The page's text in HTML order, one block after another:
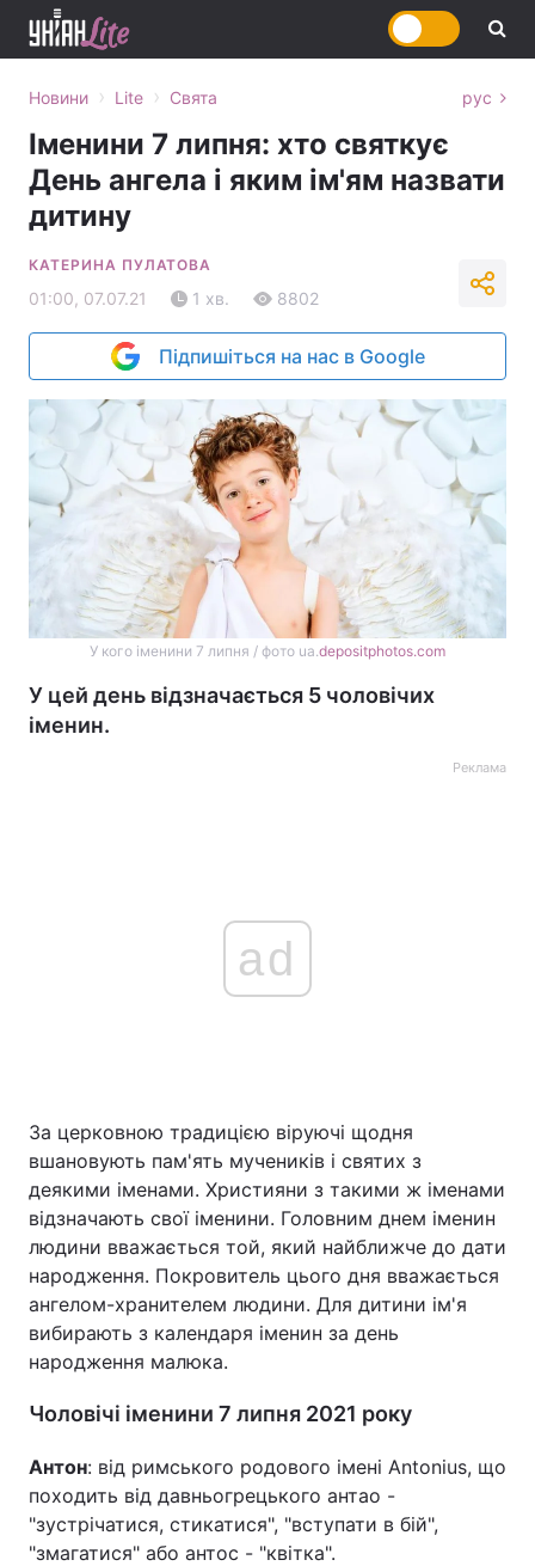
Головна Війна
Україна Політика
Економіка Світ
Спорт Наука
Здоров'я Туризм
Цікавинки Погода
Новини › Lite › Свята рус
Іменини 7 липня: хто святкує
День ангела і яким ім'ям назвати
дитину
КАТЕРИНА ПУЛАТОВА
01:00, 07.07.21 1 хв. 8802
Підпишіться на нас в Google
У кого іменини 7 липня / фото ua.depositphotos.com
У цей день відзначається 5 чоловічих
іменин.
Реклама
ad
За церковною традицією віруючі щодня
вшановують пам'ять мучеників і святих з
деякими іменами. Християни з такими ж іменами
відзначають свої іменини. Головним днем іменин
людини вважається той, який найближче до дати
народження. Покровитель цього дня вважається
ангелом-хранителем людини. Для дитини ім'я
вибирають з календаря іменин за день
народження малюка.
Чоловічі іменини 7 липня 2021 року
Антон: від римського родового імені Antonius, що
походить від давньогрецького антао -
"зустрічатися, стикатися", "вступати в бій",
"змагатися" або антос - "квітка".